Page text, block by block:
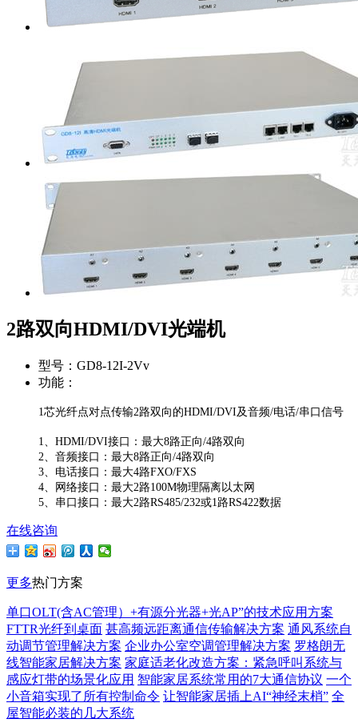
2路双向HDMI/DVI光端机
型号： GD8-12I-2Vv
功能：
1芯光纤点对点传输2路双向的HDMI/DVI及音频/电话/串口信号
1、HDMI/DVI接口：最大8路正向/4路双向
2、音频接口：最大8路正向/4路双向
3、电话接口：最大4路FXO/FXS
4、网络接口：最大2路100M物理隔离以太网
5、串口接口：最大2路RS485/232或1路RS422数据
在线咨询
更多热门方案
单口OLT(含AC管理）+有源分光器+光AP”的技术应用方案
FTTR光纤到桌面 甚高频远距离通信传输解决方案 通风系统自
动调节管理解决方案 企业办公室空调管理解决方案 罗格朗无
线智能家居解决方案 家庭适老化改造方案：紧急呼叫系统与
感应灯带的场景化应用 智能家居系统常用的7大通信协议 一个
小音箱实现了所有控制命令 让智能家居插上AI“神经末梢” 全
屋智能必装的几大系统